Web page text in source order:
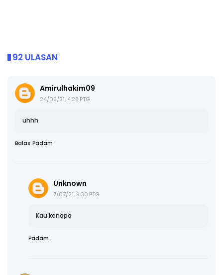
92 ULASAN
Amirulhakim09
24/05/21, 4:28 PTG
uhhh
Balas Padam
Unknown
7/07/21, 9:30 PTG
Kau kenapa
Padam